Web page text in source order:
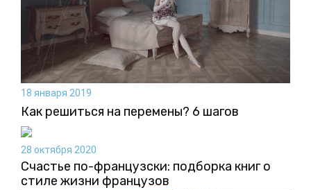
18 января 2019
Как решиться на перемены? 6 шагов
28 октября 2020
Счастье по-французски: подборка книг о
стиле жизни французов